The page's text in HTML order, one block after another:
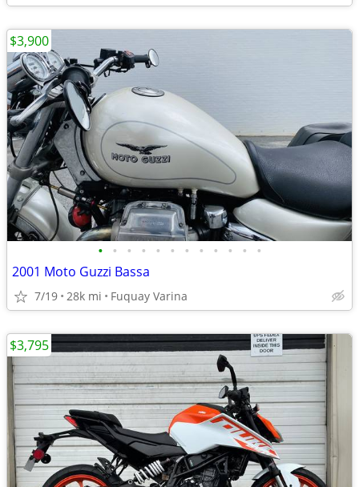
• • • • • • • • • • • •
2001 Moto Guzzi Bassa
7/19 28k mi Fuquay Varina
$3,900
$3,795